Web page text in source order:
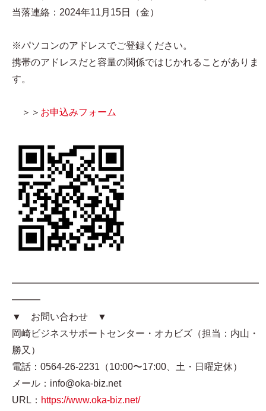
当落連絡：2024年11月15日（金）
※パソコンのアドレスでご登録ください。
携帯のアドレスだと容量の関係ではじかれることがありま
す。
＞＞ お申込みフォーム
━━━━━━━━━━━━━━━━━━━━━━━━━━
━━━
▼ お問い合わせ ▼
岡崎ビジネスサポートセンター・オカビズ（担当：内山・
勝又）
電話：0564-26-2231（10:00〜17:00、土・日曜定休）
メール：info@oka-biz.net
URL： https://www.oka-biz.net/